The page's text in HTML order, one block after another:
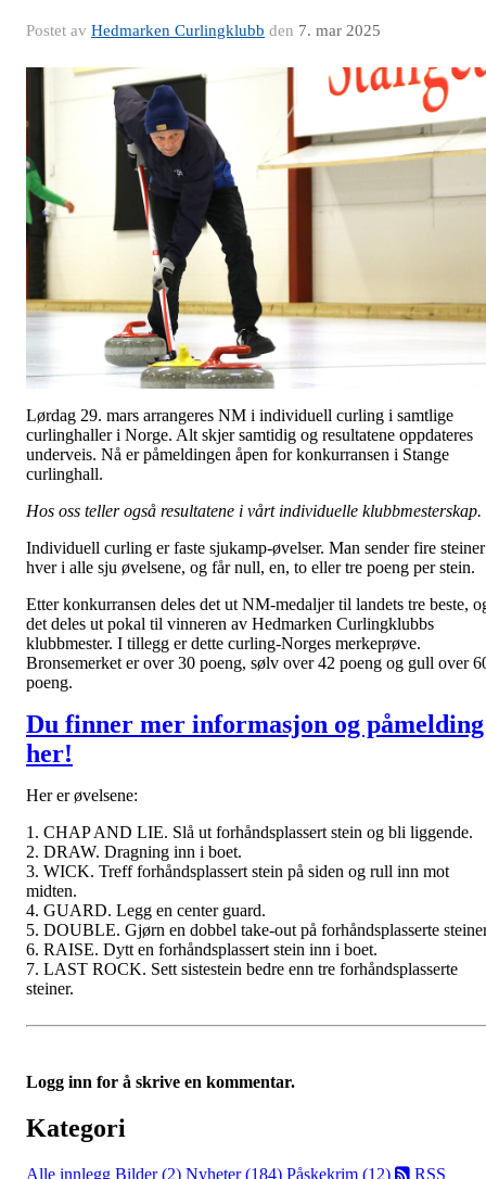
Postet av Hedmarken Curlingklubb den 7. mar 2025
Lørdag 29. mars arrangeres NM i individuell curling i samtlige
curlinghaller i Norge. Alt skjer samtidig og resultatene oppdateres
underveis. Nå er påmeldingen åpen for konkurransen i Stange
curlinghall.
Hos oss teller også resultatene i vårt individuelle klubbmesterskap.
Individuell curling er faste sjukamp-øvelser. Man sender fire steiner
hver i alle sju øvelsene, og får null, en, to eller tre poeng per stein.
Etter konkurransen deles det ut NM-medaljer til landets tre beste,
det deles ut pokal til vinneren av Hedmarken Curlingklubbs
klubbmester. I tillegg er dette curling-Norges merkeprøve.
Bronsemerket er over 30 poeng, sølv over 42 poeng og gull over
poeng.
Du finner mer informasjon og påmelding
her!
Her er øvelsene:
1. CHAP AND LIE. Slå ut forhåndsplassert stein og bli liggende.
2. DRAW. Dragning inn i boet.
3. WICK. Treff forhåndsplassert stein på siden og rull inn mot
midten.
4. GUARD. Legg en center guard.
5. DOUBLE. Gjørn en dobbel take-out på forhåndsplasserte
6. RAISE. Dytt en forhåndsplassert stein inn i boet.
7. LAST ROCK. Sett sistestein bedre enn tre forhåndsplasserte
steiner.
Logg inn for å skrive en kommentar.
Kategori
Alle innlegg Bilder (2) Nyheter (184) Påskekrim (12) RSS